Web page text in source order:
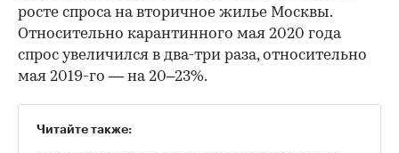
росте спроса на вторичное жилье Москвы.
Относительно карантинного мая 2020 года
спрос увеличился в два-три раза, относительно
мая 2019-го — на 20–23%.
Читайте также: